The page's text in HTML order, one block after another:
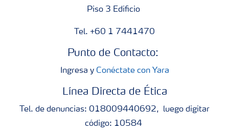
Piso 3 Edificio
Tel. +60 1 7441470
Punto de Contacto:
Ingresa y Conéctate con Yara
Línea Directa de Ética
Tel. de denuncias: 018009440692, luego digitar
código: 10584